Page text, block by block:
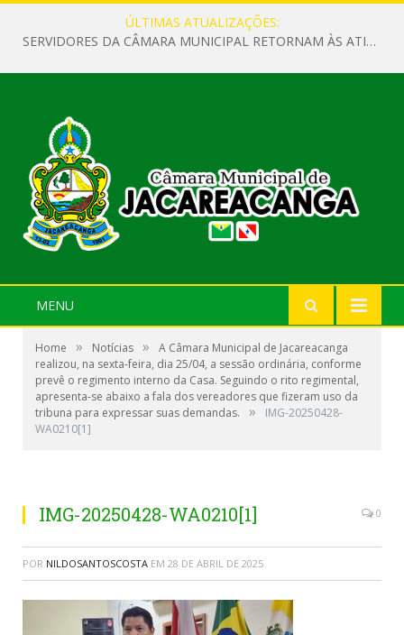
ÚLTIMAS ATUALIZAÇÕES:
SERVIDORES DA CÂMARA MUNICIPAL RETORNAM ÀS ATIVIDADES APÓS O RECESSO PARLAMENTAR
MENU
Home » Notícias »
A Câmara Municipal de Jacareacanga
realizou, na sexta-feira, dia 25/04, a sessão ordinária, conforme
prevê o regimento interno da Casa. Seguindo o rito regimental,
apresenta-se abaixo a fala dos vereadores que fizeram uso da
tribuna para expressar suas demandas.
»
IMG-20250428-
WA0210[1]
IMG-20250428-WA0210[1] 0
POR NILDOSANTOSCOSTA EM 28 DE ABRIL DE 2025